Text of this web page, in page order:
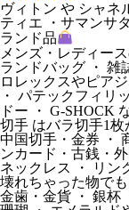
ヴィトン や シャネ
ティエ ・サマンサ
ランド品
メンズ・レディー
ランドバッグ ・ 雑
ロレックスやピア
・ パテックフィリ
ドー ・ G-SHOCK
切手 はバラ切手1
中国切手・金券 ・
ンカード・古銭・
ネックレス ・ リン
壊れちゃった物でも
金歯・金貨 ・ 銀杯